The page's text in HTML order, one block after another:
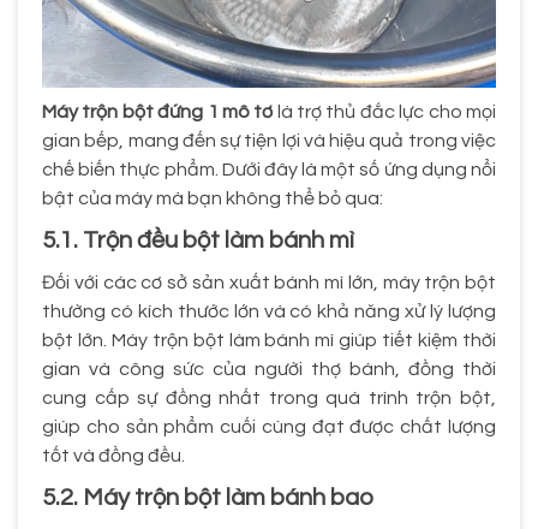
Máy trộn bột đứng 1 mô tơ là trợ thủ đắc lực cho mọi
gian bếp, mang đến sự tiện lợi và hiệu quả trong việc
chế biến thực phẩm. Dưới đây là một số ứng dụng nổi
bật của máy mà bạn không thể bỏ qua:
5.1. Trộn đều bột làm bánh mì
Đối với các cơ sở sản xuất bánh mì lớn, máy trộn bột
thường có kích thước lớn và có khả năng xử lý lượng
bột lớn. Máy trộn bột làm bánh mì giúp tiết kiệm thời
gian và công sức của người thợ bánh, đồng thời
cung cấp sự đồng nhất trong quá trình trộn bột,
giúp cho sản phẩm cuối cùng đạt được chất lượng
tốt và đồng đều.
5.2. Máy trộn bột làm bánh bao